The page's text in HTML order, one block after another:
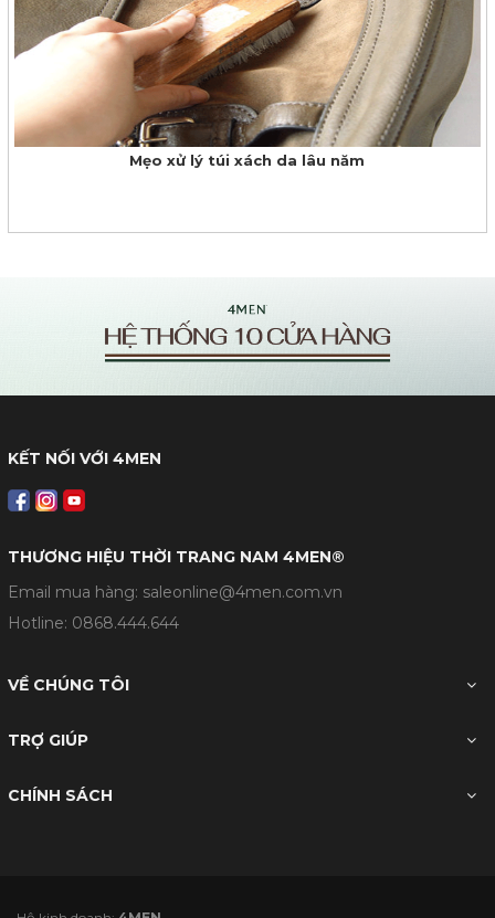
Mẹo xử lý túi xách da lâu năm
KẾT NỐI VỚI 4MEN
THƯƠNG HIỆU THỜI TRANG NAM 4MEN®
Email mua hàng: saleonline@4men.com.vn
Hotline: 0868.444.644
VỀ CHÚNG TÔI
TRỢ GIÚP
CHÍNH SÁCH